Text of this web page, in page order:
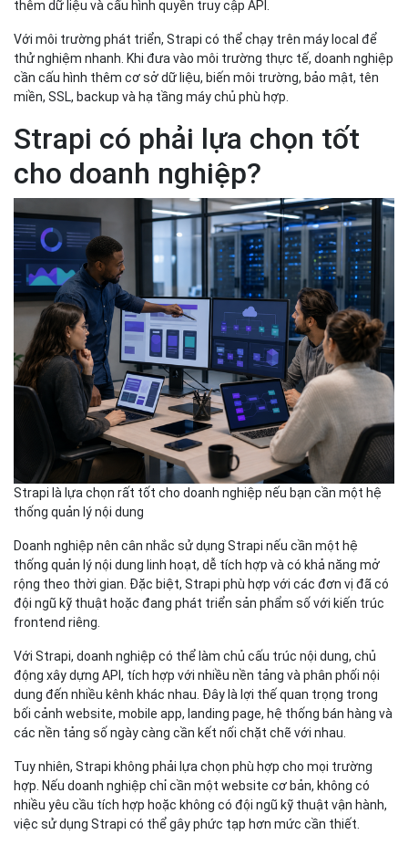
thêm dữ liệu và cấu hình quyền truy cập API.
Với môi trường phát triển, Strapi có thể chạy trên máy local để
thử nghiệm nhanh. Khi đưa vào môi trường thực tế, doanh nghiệp
cần cấu hình thêm cơ sở dữ liệu, biến môi trường, bảo mật, tên
miền, SSL, backup và hạ tầng máy chủ phù hợp.
Strapi có phải lựa chọn tốt
cho doanh nghiệp?
Strapi là lựa chọn rất tốt cho doanh nghiệp nếu bạn cần một hệ
thống quản lý nội dung
Doanh nghiệp nên cân nhắc sử dụng Strapi nếu cần một hệ
thống quản lý nội dung linh hoạt, dễ tích hợp và có khả năng mở
rộng theo thời gian. Đặc biệt, Strapi phù hợp với các đơn vị đã có
đội ngũ kỹ thuật hoặc đang phát triển sản phẩm số với kiến trúc
frontend riêng.
Với Strapi, doanh nghiệp có thể làm chủ cấu trúc nội dung, chủ
động xây dựng API, tích hợp với nhiều nền tảng và phân phối nội
dung đến nhiều kênh khác nhau. Đây là lợi thế quan trọng trong
bối cảnh website, mobile app, landing page, hệ thống bán hàng và
các nền tảng số ngày càng cần kết nối chặt chẽ với nhau.
Tuy nhiên, Strapi không phải lựa chọn phù hợp cho mọi trường
hợp. Nếu doanh nghiệp chỉ cần một website cơ bản, không có
nhiều yêu cầu tích hợp hoặc không có đội ngũ kỹ thuật vận hành,
việc sử dụng Strapi có thể gây phức tạp hơn mức cần thiết.